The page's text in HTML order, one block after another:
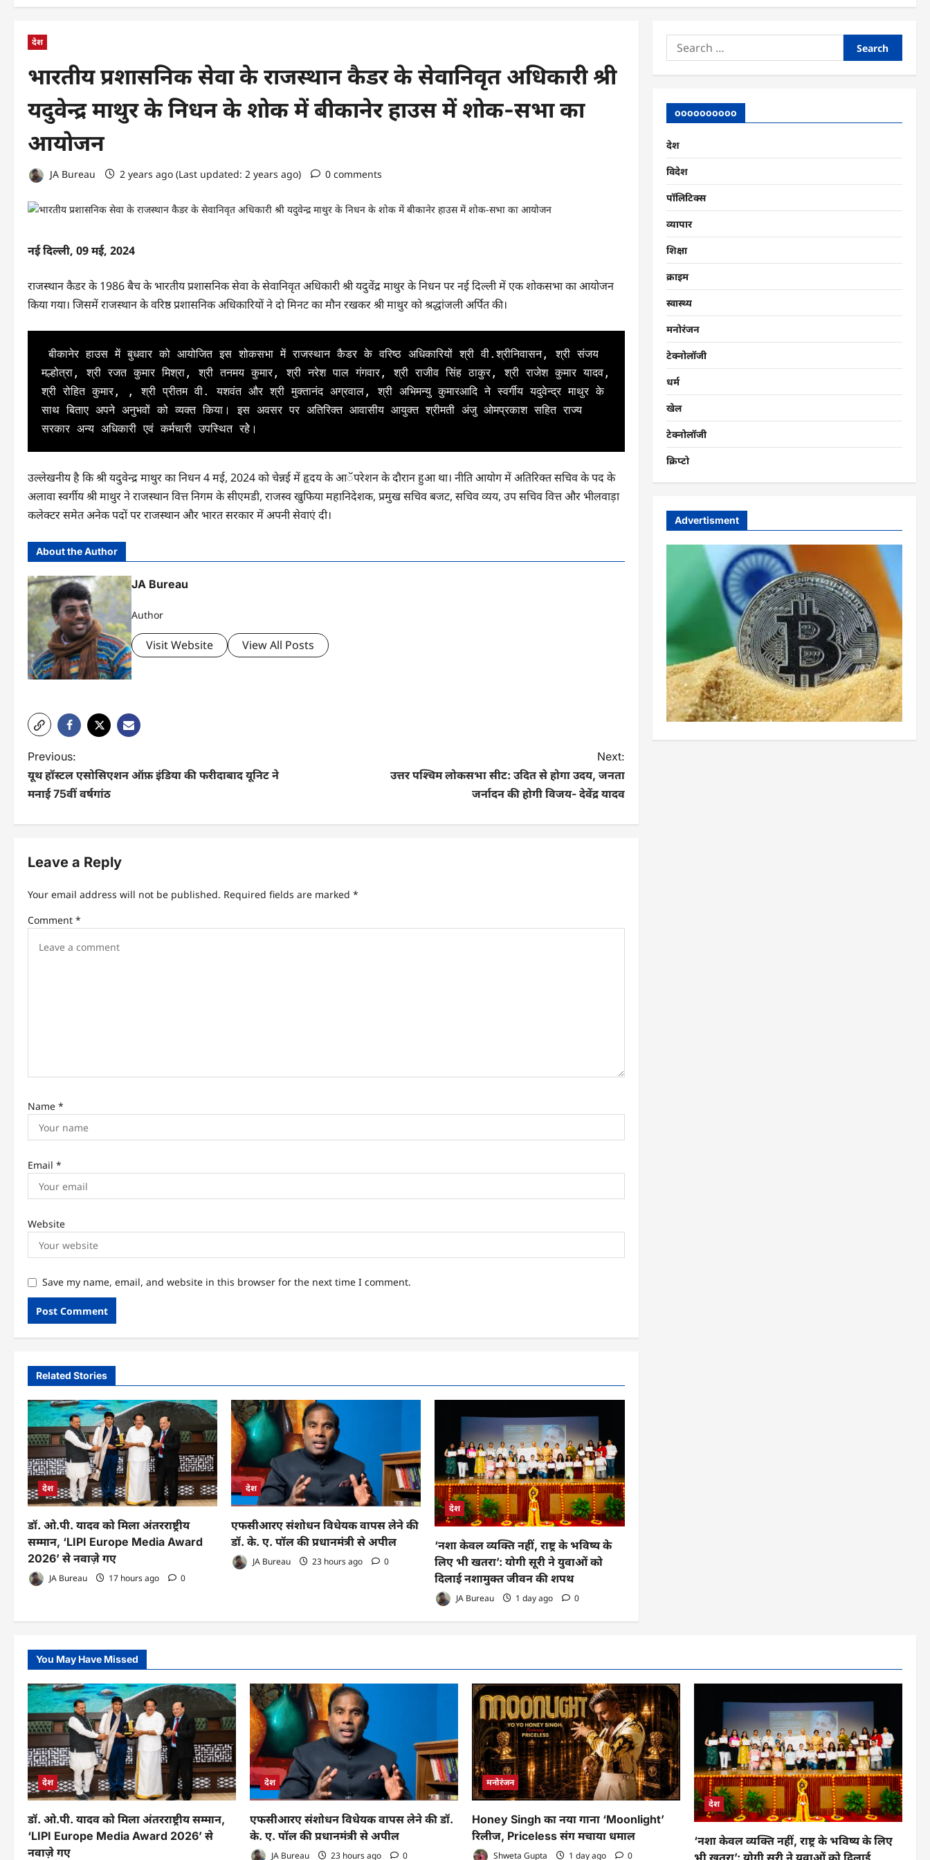
देश
भारतीय प्रशासनिक सेवा के राजस्थान कैडर के सेवानिवृत अधिकारी श्री
यदुवेन्द्र माथुर के निधन के शोक में बीकानेर हाउस में शोक-सभा का
आयोजन
JA Bureau 2 years ago (Last updated: 2 years ago) 0 comments
नई दिल्ली, 09 मई, 2024
राजस्थान कैडर के 1986 बैच के भारतीय प्रशासनिक सेवा के सेवानिवृत अधिकारी श्री यदुवेंद्र माथुर के निधन पर नई दिल्ली में एक शोकसभा का आयोजन
किया गया। जिसमें राजस्थान के वरिष्ठ प्रशासनिक अधिकारियों ने दो मिनट का मौन रखकर श्री माथुर को श्रद्धांजली अर्पित की।
बीकानेर हाउस में बुधवार को आयोजित इस शोकसभा में राजस्थान कैडर के वरिष्ठ अधिकारियों श्री वी.श्रीनिवासन, श्री संजय
मल्होत्रा, श्री रजत कुमार मिश्रा, श्री तनमय कुमार, श्री नरेश पाल गंगवार, श्री राजीव सिंह ठाकुर, श्री राजेश कुमार यादव,
श्री रोहित कुमार, , श्री प्रीतम वी. यशवंत और श्री मुक्तानंद अग्रवाल, श्री अभिमन्यु कुमारआदि ने स्वर्गीय यदुवेन्द्र माथुर के
साथ बिताए अपने अनुभवों को व्यक्त किया। इस अवसर पर अतिरिक्त आवासीय आयुक्त श्रीमती अंजु ओमप्रकाश सहित राज्य
सरकार अन्य अधिकारी एवं कर्मचारी उपस्थित रहेे।
उल्लेखनीय है कि श्री यदुवेन्द्र माथुर का निधन 4 मई, 2024 को चेन्नई में हृदय के आॅपरेशन के दौरान हुआ था। नीति आयोग में अतिरिक्त सचिव के पद के
अलावा स्वर्गीय श्री माथुर ने राजस्थान वित्त निगम के सीएमडी, राजस्व खुफिया महानिदेशक, प्रमुख सचिव बजट, सचिव व्यय, उप सचिव वित्त और भीलवाड़ा
कलेक्टर समेत अनेक पदों पर राजस्थान और भारत सरकार में अपनी सेवाएं दी।
About the Author
JA Bureau
Author
Visit Website View All Posts
P
o
n
i
n
Previous:
यूथ हॉस्टल एसोसिएशन ऑफ़ इंडिया की फरीदाबाद यूनिट ने
मनाई 75वीं वर्षगांठ
Next:
उत्तर पश्चिम लोकसभा सीट: उदित से होगा उदय, जनता
जर्नादन की होगी विजय- देवेंद्र यादव
Leave a Reply
Your email address will not be published. Required fields are marked *
Comment *
Name *
Email *
Website
Save my name, email, and website in this browser for the next time I comment.
Related Stories
देश
डॉ. ओ.पी. यादव को मिला अंतरराष्ट्रीय
सम्मान, ‘LIPI Europe Media Award
2026’ से नवाज़े गए
JA Bureau 17 hours ago 0
देश
एफसीआरए संशोधन विधेयक वापस लेने की
डॉ. के. ए. पॉल की प्रधानमंत्री से अपील
JA Bureau 23 hours ago 0
देश
‘नशा केवल व्यक्ति नहीं, राष्ट्र के भविष्य के
लिए भी खतरा’: योगी सूरी ने युवाओं को
दिलाई नशामुक्त जीवन की शपथ
JA Bureau 1 day ago 0
Search
for:
oooooooooo
देश
विदेश
पॉलिटिक्स
व्यापार
शिक्षा
क्राइम
स्वास्थ्य
मनोरंजन
टेक्नोलॉजी
धर्म
खेल
टेक्नोलॉजी
क्रिप्टो
Advertisment
You May Have Missed
देश
डॉ. ओ.पी. यादव को मिला अंतरराष्ट्रीय सम्मान,
‘LIPI Europe Media Award 2026’ से
नवाज़े गए
देश
एफसीआरए संशोधन विधेयक वापस लेने की डॉ.
के. ए. पॉल की प्रधानमंत्री से अपील
JA Bureau 23 hours ago 0
मनोरंजन
Honey Singh का नया गाना ‘Moonlight’
रिलीज, Priceless संग मचाया धमाल
Shweta Gupta 1 day ago 0
देश
‘नशा केवल व्यक्ति नहीं, राष्ट्र के भविष्य के लिए